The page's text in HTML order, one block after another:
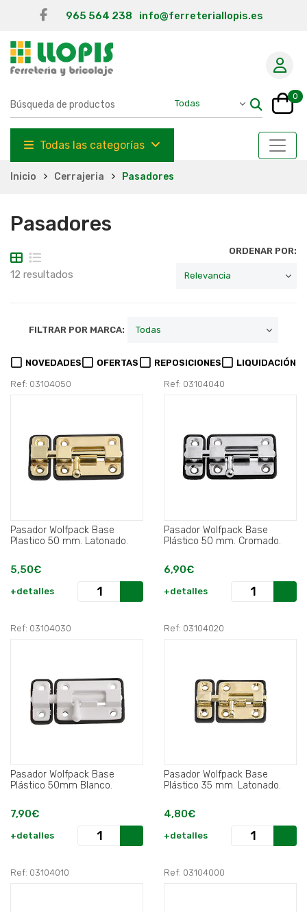
965 564 238 info@ferreteriallopis.es
0
Todas las categorías
Inicio Cerrajeria Pasadores
Pasadores
12 resultados
ORDENAR POR:
FILTRAR POR MARCA:
NOVEDADES OFERTAS REPOSICIONES LIQUIDACIÓN
Ref: 03104050
Pasador Wolfpack Base
Plastico 50 mm. Latonado.
5,50€
+detalles
Ref: 03104040
Pasador Wolfpack Base
Plástico 50 mm. Cromado.
6,90€
+detalles
Ref: 03104030
Pasador Wolfpack Base
Plástico 50mm Blanco.
7,90€
+detalles
Ref: 03104020
Pasador Wolfpack Base
Plástico 35 mm. Latonado.
4,80€
+detalles
Ref: 03104010 Ref: 03104000